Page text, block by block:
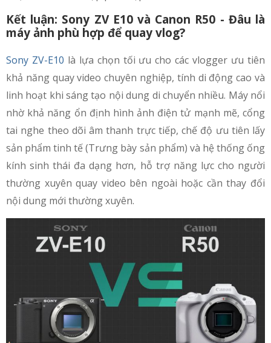
Kết luận: Sony ZV E10 và Canon R50 - Đâu là
máy ảnh phù hợp để quay vlog?
Sony ZV-E10 là lựa chọn tối ưu cho các vlogger ưu tiên
khả năng quay video chuyên nghiệp, tính di động cao và
linh hoạt khi sáng tạo nội dung di chuyển nhiều. Máy nổi
nhờ khả năng ổn định hình ảnh điện tử mạnh mẽ, cổng
tai nghe theo dõi âm thanh trực tiếp, chế độ ưu tiên lấy
sản phẩm tinh tế (Trưng bày sản phẩm) và hệ thống ống
kính sinh thái đa dạng hơn, hỗ trợ năng lực cho người
thường xuyên quay video bên ngoài hoặc cần thay đổi
nội dung mới thường xuyên.